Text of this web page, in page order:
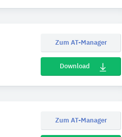
Zum AT-Manager
Download
Zum AT-Manager